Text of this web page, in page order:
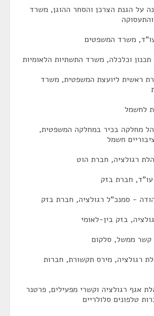
על הגנת הצרכן והסחר ההוגן, משרד
משרד המשפטים
וכלכלה, משרד התשתיות הלאומיות
ראשית ליועצת המשפטית, משרד
לחשמל
מחלקה בכיר במחלקה המשפטית,
חשמל
רגולציה, חברת הוט
עו"ד, חברת בזק
- סמנכ"ל רגולציה, חברת בזק
בזק בין-לאומי
קשר ממשל, סלקום
רגולציה, מירס תקשורת, חברות
אגף רגולציה וקשרי מפעילים, פרטנר
טלפונים סלולריים